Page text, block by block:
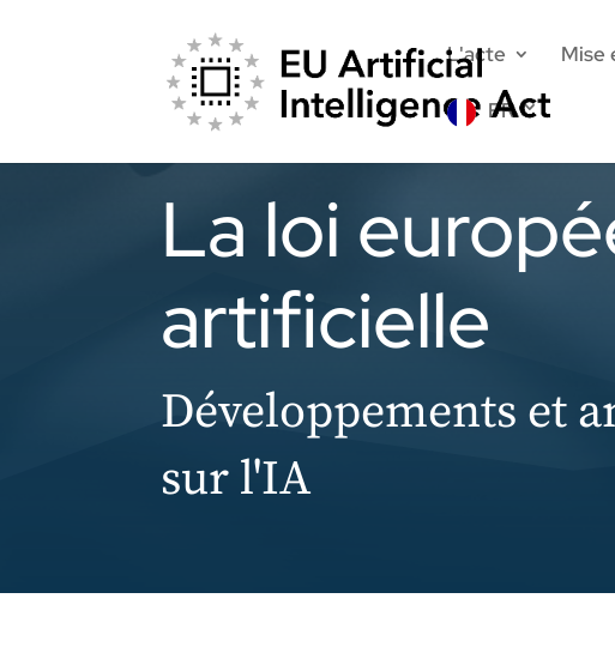
L'acte Mise
FR
La loi
artificielle
Développements et
sur l'IA